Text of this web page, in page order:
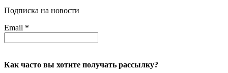
Подписка на новости
Email *
Как часто вы хотите получать рассылку?